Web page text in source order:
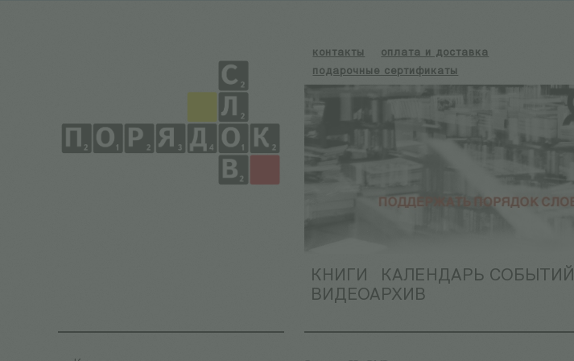
контакты
оплата и доставка
подарочные сертификаты
КНИГИ
КАЛЕНДАРЬ СОБЫТИЙ
ВИДЕОАРХИВ